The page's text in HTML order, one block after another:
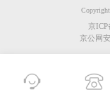
京
京公网